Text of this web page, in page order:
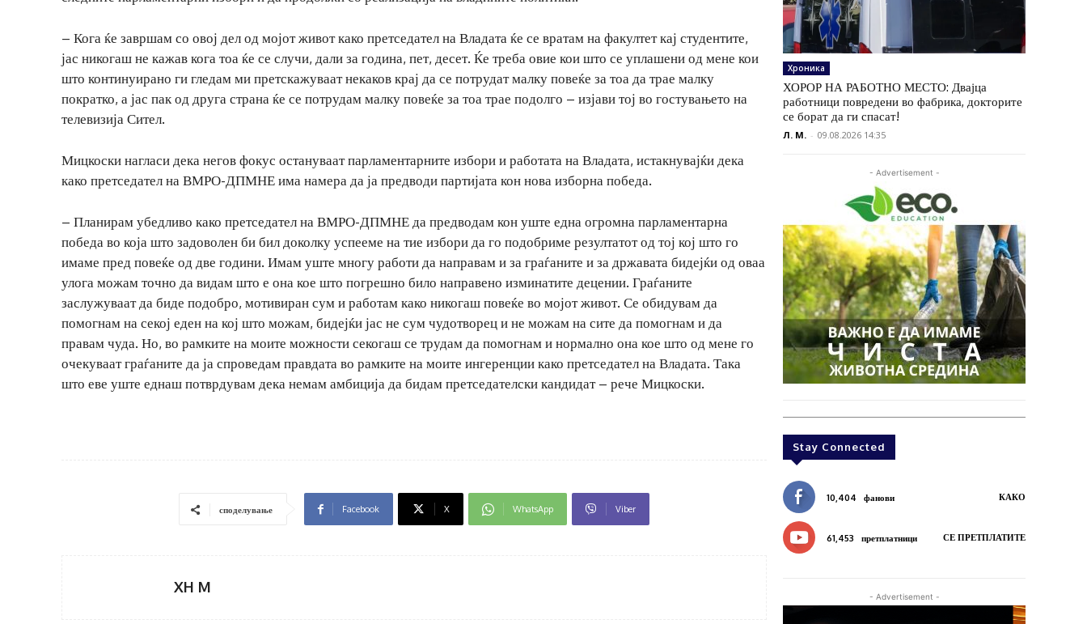
– Кога ќе завршам со овој дел од мојот живот како претседател на Владата ќе се вратам на факултет кај студентите,
јас никогаш не кажав кога тоа ќе се случи, дали за година, пет, десет. Ќе треба овие кои што се уплашени од мене кои
што континуирано ги гледам ми претскажуваат некаков крај да се потрудат малку повеќе за тоа да трае малку
пократко, а јас пак од друга страна ќе се потрудам малку повеќе за тоа трае подолго – изјави тој во гостувањето на
телевизија Сител.
Мицкоски нагласи дека негов фокус остануваат парламентарните избори и работата на Владата, истакнувајќи дека
како претседател на ВМРО-ДПМНЕ има намера да ја предводи партијата кон нова изборна победа.
– Планирам убедливо како претседател на ВМРО-ДПМНЕ да предводам кон уште една огромна парламентарна
победа во која што задоволен би бил доколку успееме на тие избори да го подобриме резултатот од тој кој што го
имаме пред повеќе од две години. Имам уште многу работи да направам и за граѓаните и за државата бидејќи од оваа
улога можам точно да видам што е она кое што погрешно било направено изминатите децении. Граѓаните
заслужуваат да биде подобро, мотивиран сум и работам како никогаш повеќе во мојот живот. Се обидувам да
помогнам на секој еден на кој што можам, бидејќи јас не сум чудотворец и не можам на сите да помогнам и да
правам чуда. Но, во рамките на моите можности секогаш се трудам да помогнам и нормално она кое што од мене го
очекуваат граѓаните да ја спроведам правдата во рамките на моите ингеренции како претседател на Владата. Така
што еве уште еднаш потврдувам дека немам амбиција да бидам претседателски кандидат – рече Мицкоски.
споделување Facebook X WhatsApp Viber
XH M
Хроника
ХОРОР НА РАБОТНО МЕСТО: Двајца
работници повредени во фабрика, докторите
се борат да ги спасат!
Л. М. - 09.08.2026 14:35
- Advertisement -
Stay Connected
10,404 фанови КАКО
61,453 претплатници СЕ ПРЕТПЛАТИТЕ
- Advertisement -